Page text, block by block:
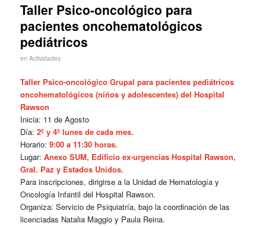
Taller Psico-oncológico para
pacientes oncohematológicos
pediátricos
en Actividades
Taller Psico-oncológico Grupal para pacientes pediátricos
oncohematológicos (niños y adolescentes) del Hospital
Rawson
Inicia: 11 de Agosto
Día: 2º y 4º lunes de cada mes.
Horario: 9:00 a 11:30 horas.
Lugar: Anexo SUM, Edificio ex-urgencias Hospital Rawson,
Gral. Paz y Estados Unidos.
Para inscripciones, dirigirse a la Unidad de Hematología y
Oncología Infantil del Hospital Rawson.
Organiza: Servicio de Psiquiatría, bajo la coordinación de las
licenciadas Natalia Maggio y Paula Reina.